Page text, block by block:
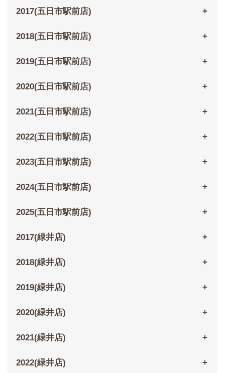
2017(五日市駅前店)
2018(五日市駅前店)
2019(五日市駅前店)
2020(五日市駅前店)
2021(五日市駅前店)
2022(五日市駅前店)
2023(五日市駅前店)
2024(五日市駅前店)
2025(五日市駅前店)
2017(緑井店)
2018(緑井店)
2019(緑井店)
2020(緑井店)
2021(緑井店)
2022(緑井店)